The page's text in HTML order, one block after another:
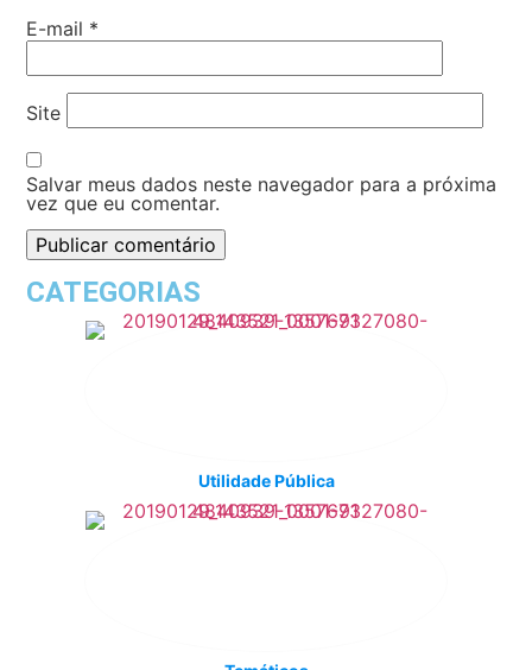
E-mail *
Site
Salvar meus dados neste navegador para a próxima
vez que eu comentar.
CATEGORIAS
Utilidade Pública